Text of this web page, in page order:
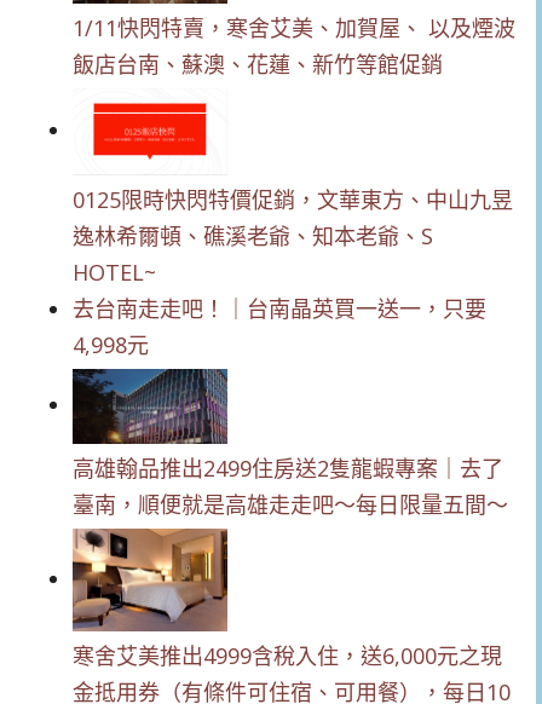
1/11快閃特賣，寒舍艾美、加賀屋、 以及煙波
飯店台南、蘇澳、花蓮、新竹等館促銷
0125限時快閃特價促銷，文華東方、中山九昱
逸林希爾頓、礁溪老爺、知本老爺、S
HOTEL~
去台南走走吧！｜台南晶英買一送一，只要
4,998元
高雄翰品推出2499住房送2隻龍蝦專案｜去了
臺南，順便就是高雄走走吧～每日限量五間～
寒舍艾美推出4999含稅入住，送6,000元之現
金抵用券（有條件可住宿、可用餐），每日10